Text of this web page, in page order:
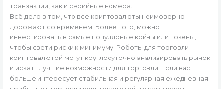
транзакции, как и серийные номера.
Всё дело в том, что все криптовалюты неимоверно
дорожают со временем. Более того, можно
инвестировать в самые популярные койны или токены,
чтобы свети риски к минимуму. Роботы для торговли
криптовалютой могут круглосуточно анализировать рынок
и искать лучшие возможности для торговли. Если вас
больше интересует стабильная и регулярная ежедневная